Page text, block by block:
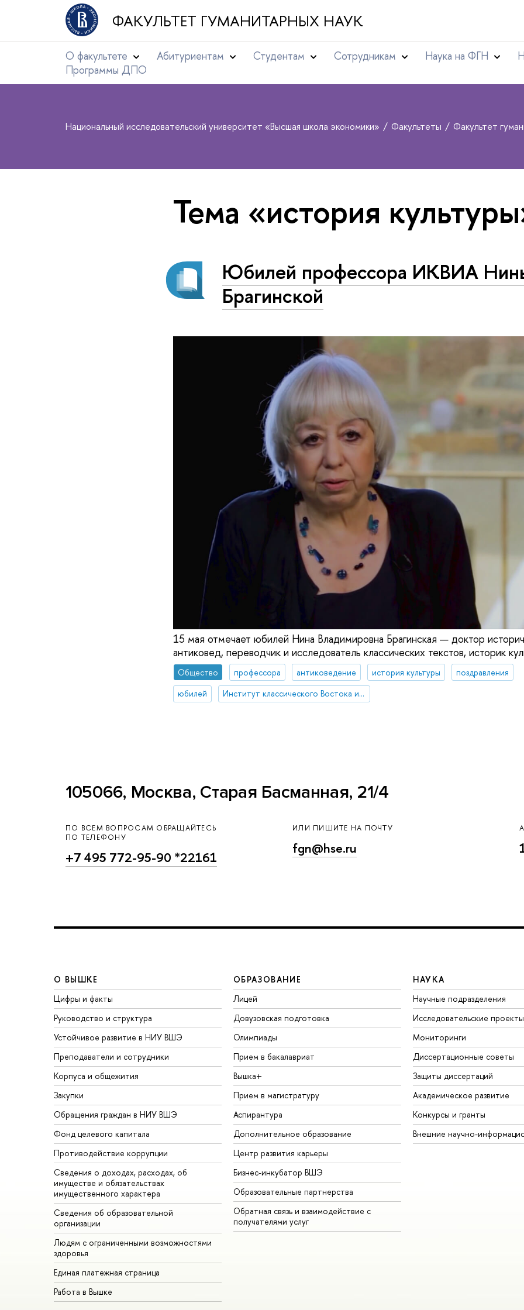
ФАКУЛЬТЕТ ГУМАНИТАРНЫХ НАУК
О факультете Абитуриентам Студентам Сотрудникам Наука на ФГН
Программы ДПО
Национальный исследовательский университет «Высшая школа экономики» Факультеты Факультет
Тема «история
Юбилей профессора ИКВИА
Брагинской
15 мая отмечает юбилей Нина Владимировна Брагинская — доктор
антиковед, переводчик и исследователь классических текстов, историк
Общество профессора антиковедение история культуры
поздравления
юбилей
Институт классического Востока и античности
105066, Москва, Старая Басманная, 21/4
ПО ВСЕМ ВОПРОСАМ ОБРАЩАЙТЕСЬ
ПО ТЕЛЕФОНУ
+7 495 772-95-90 *22161
ИЛИ ПИШИТЕ НА ПОЧТУ
fgn@hse.ru
О ВЫШКЕ
Цифры и факты
Руководство и структура
Устойчивое развитие в НИУ ВШЭ
Преподаватели и сотрудники
Корпуса и общежития
Закупки
Обращения граждан в НИУ ВШЭ
Фонд целевого капитала
Противодействие коррупции
Сведения о доходах, расходах, об
имуществе и обязательствах
имущественного характера
Сведения об образовательной
организации
Людям с ограниченными возможностями
здоровья
Единая платежная страница
Работа в Вышке
ОБРАЗОВАНИЕ
Лицей
Довузовская подготовка
Олимпиады
Прием в бакалавриат
Вышка+
Прием в магистратуру
Аспирантура
Дополнительное образование
Центр развития карьеры
Бизнес-инкубатор ВШЭ
Образовательные партнерства
Обратная связь и взаимодействие с
получателями услуг
НАУКА
Научные подразделения
Исследовательские проекты
Мониторинги
Диссертационные советы
Защиты диссертаций
Академическое развитие
Конкурсы и гранты
Внешние научно-